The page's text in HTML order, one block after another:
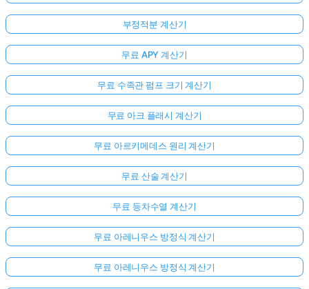
부정적분 계산기
무료 APY 계산기
무료 수족관 펌프 크기 계산기
무료 아크 플래시 계산기
무료 아르키메데스 원리 계산기
무료 산술 계산기
무료 등차수열 계산기
무료 아레니우스 방정식 계산기
무료 아레니우스 방정식 계산기